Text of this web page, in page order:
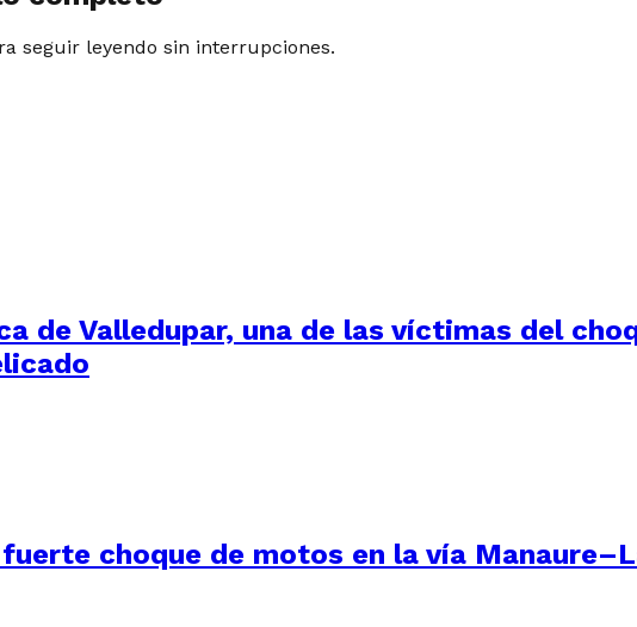
seguir leyendo sin interrupciones.
de Valledupar, una de las víctimas del
choque de motos en la vía